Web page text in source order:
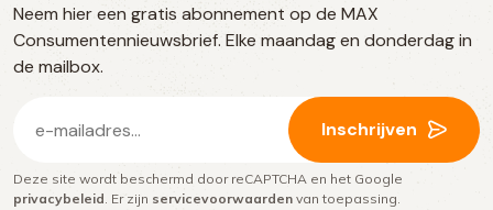
social
media
Neem hier een gratis abonnement op de MAX
Consumentennieuwsbrief. Elke maandag en donderdag in
de mailbox.
mailadres
(Vereist)
Inschrijven
Deze site wordt beschermd door reCAPTCHA en het Google
privacybeleid . Er zijn servicevoorwaarden van toepassing.